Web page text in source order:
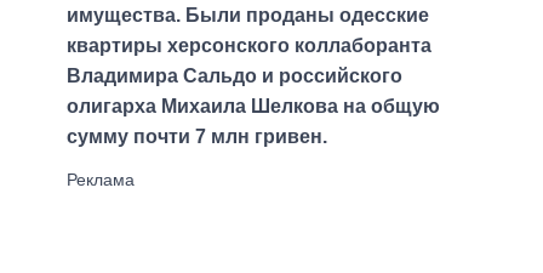
имущества. Были проданы одесские
квартиры херсонского коллаборанта
Владимира Сальдо и российского
олигарха Михаила Шелкова на общую
сумму почти 7 млн гривен.